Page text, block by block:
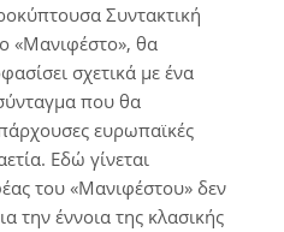
Συντακτική
«Μανιφέστο», θα
σχετικά με ένα
που θα
ευρωπαϊκές
Εδώ γίνεται
του «Μανιφέστου» δεν
την έννοια της κλασικής